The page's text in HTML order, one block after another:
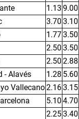
1.13 9.00
3.70 3.10
1.773.50
2.50 3.50
2.50 2.88
- Alavés
1.28 5.60
Vallecano2.163.15
5.10 4.70
2.253.40